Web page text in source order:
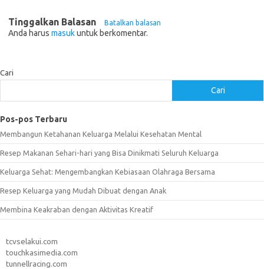
Tinggalkan Balasan Batalkan balasan
Anda harus masukuntuk berkomentar.
Cari
Cari
Pos-pos Terbaru
Membangun Ketahanan Keluarga Melalui Kesehatan Mental
Resep Makanan Sehari-hari yang Bisa Dinikmati Seluruh Keluarga
Keluarga Sehat: Mengembangkan Kebiasaan Olahraga Bersama
Resep Keluarga yang Mudah Dibuat dengan Anak
Membina Keakraban dengan Aktivitas Kreatif
tcvselakui.com
touchkasimedia.com
tunnellracing.com